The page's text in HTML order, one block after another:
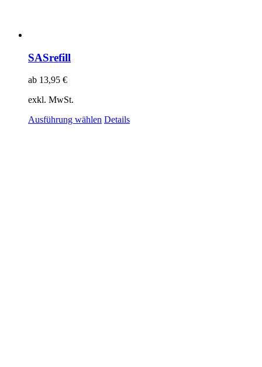
SASrefill
ab 13,95 €
exkl. MwSt.
Ausführung wählen Details